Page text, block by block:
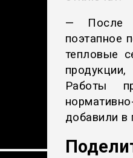
— После
поэтапное
тепловые
Работы
добавили в